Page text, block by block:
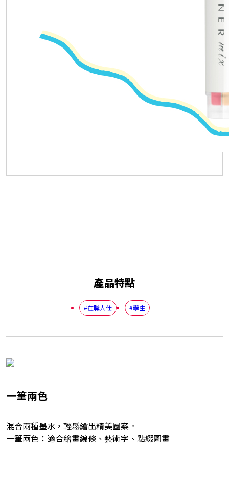
產品特點
#在職人仕 #學生
一筆兩色
混合兩種墨水，輕鬆繪出精美圖案。
一筆兩色：適合繪畫線條、藝術字、點綴圖畫